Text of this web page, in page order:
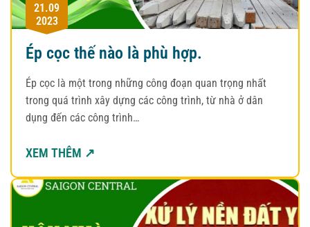
21.09
2023
Ép cọc thế nào là phù hợp.
Ép cọc là một trong những công đoạn quan trọng nhất
trong quá trình xây dựng các công trình, từ nhà ở dân
dụng đến các công trình…
XEM THÊM ↗